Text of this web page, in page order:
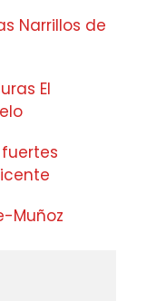
Narrillos de
El
Muñoz